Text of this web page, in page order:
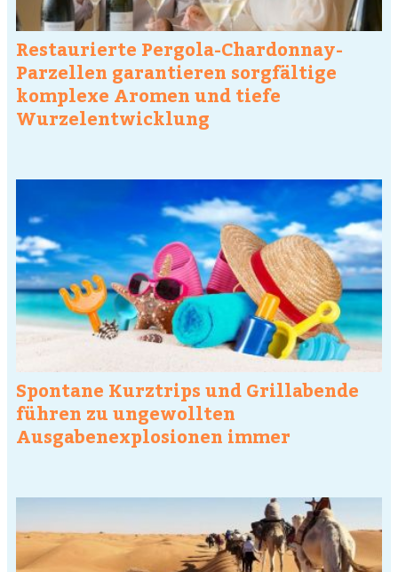
Restaurierte Pergola-Chardonnay-
Parzellen garantieren sorgfältige
komplexe Aromen und tiefe
Wurzelentwicklung
Spontane Kurztrips und Grillabende
führen zu ungewollten
Ausgabenexplosionen immer